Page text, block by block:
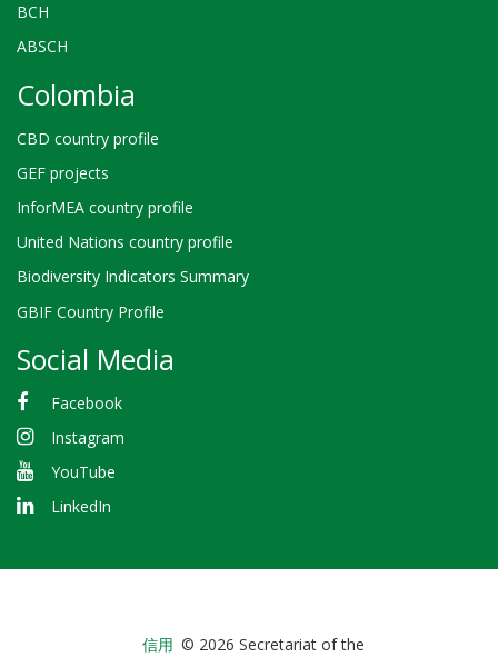
BCH
ABSCH
Colombia
CBD country profile
GEF projects
InforMEA country profile
United Nations country profile
Biodiversity Indicators Summary
GBIF Country Profile
Social Media
Facebook
Instagram
YouTube
LinkedIn
Bioland
信用 © 2026 Secretariat of the